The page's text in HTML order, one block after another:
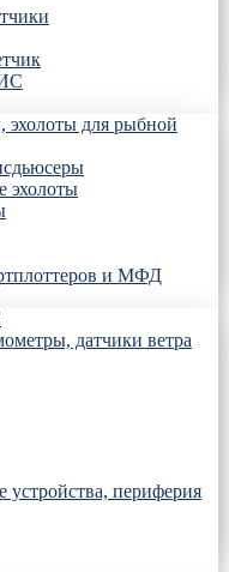
эхолоты для рыбной
эхолоты
и МФД
датчики ветра
устройства, периферия